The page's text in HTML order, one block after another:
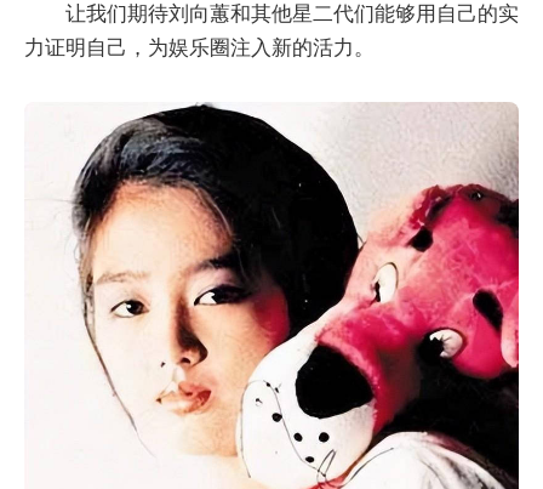
让我们期待刘向蕙和其他星二代们能够用自己的实
力证明自己，为娱乐圈注入新的活力。